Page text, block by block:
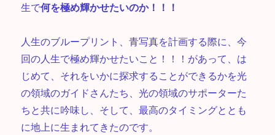
生で何を極め輝かせたいのか！！！
人生のブループリント、青写真を計画する際に、今
回の人生で極め輝かせたいこと！！！があって、は
じめて、それをいかに探求することができるかを光
の領域のガイドさんたち、光の領域のサポーターた
ちと共に吟味し、そして、最高のタイミングととも
に地上に生まれてきたのです。